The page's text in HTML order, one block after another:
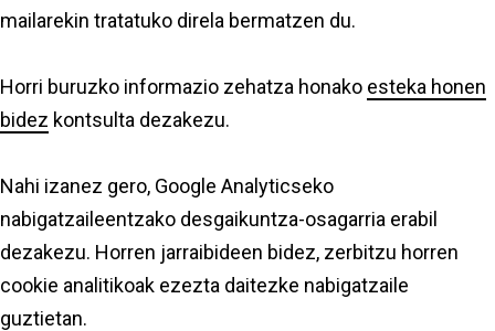
mailarekin tratatuko direla bermatzen du.
Horri buruzko informazio zehatza honako esteka honen
bidez kontsulta dezakezu.
Nahi izanez gero, Google Analyticseko
nabigatzaileentzako desgaikuntza-osagarria erabil
dezakezu. Horren jarraibideen bidez, zerbitzu horren
cookie analitikoak ezezta daitezke nabigatzaile
guztietan.